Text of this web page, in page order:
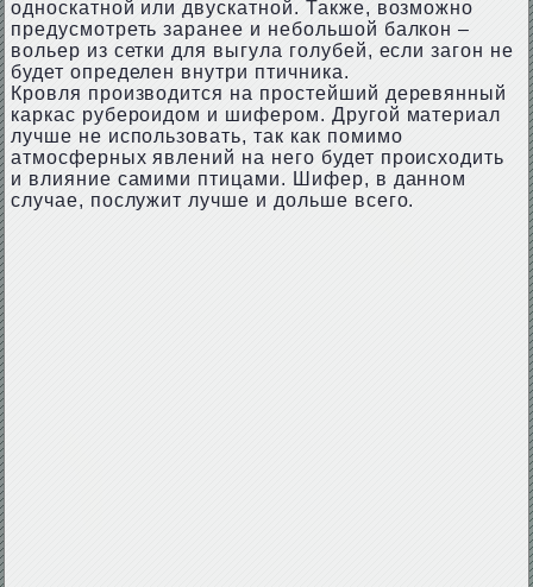
односкатной или двускатной. Также, возможно
предусмотреть заранее и небольшой балкон –
вольер из сетки для выгула голубей, если загон не
будет определен внутри птичника.
Кровля производится на простейший деревянный
каркас рубероидом и шифером. Другой материал
лучше не использовать, так как помимо
атмосферных явлений на него будет происходить
и влияние самими птицами. Шифер, в данном
случае, послужит лучше и дольше всего.